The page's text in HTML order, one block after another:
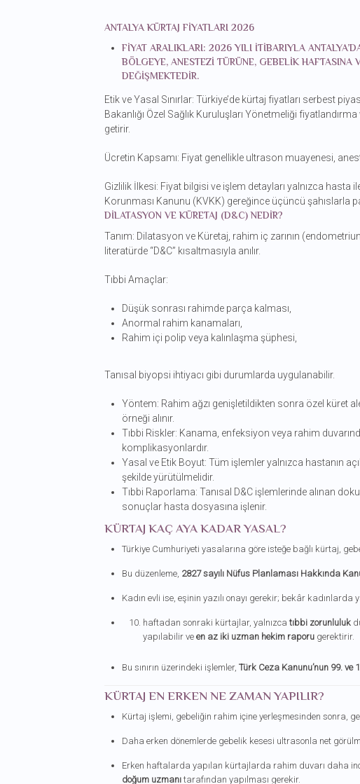
ANTALYA KÜRTAJ FIYATLARI 2026
FIYAT ARALIKLARI: 2026 YILI ITIBARIYLA
BÖLGEYE, ANESTEZI TÜRÜNE, GEBELIK HAFTASINA
DEĞIŞMEKTEDIR.
Etik ve Yasal Sınırlar: Türkiye’de kürtaj fiyatları serbest
Bakanlığı Özel Sağlık Kuruluşları Yönetmeliği
getirir.
Ücretin Kapsamı: Fiyat genellikle ultrason muayenesi,
Gizlilik İlkesi: Fiyat bilgisi ve işlem detayları yalnızca hasta
Korunması Kanunu (KVKK) gereğince üçüncü şahıslarla
DILATASYON VE KÜRETAJ (D&C) NEDIR?
Tanım: Dilatasyon ve Küretaj, rahim iç zarının
literatürde “D&C” kısaltmasıyla anılır.
Tıbbi Amaçlar:
Düşük sonrası rahimde parça kalması,
Anormal rahim kanamaları,
Rahim içi polip veya kalınlaşma şüphesi,
Tanısal biyopsi ihtiyacı gibi durumlarda uygulanabilir.
Yöntem: Rahim ağzı genişletildikten sonra özel küret
örneği alınır.
Tıbbi Riskler: Kanama, enfeksiyon veya rahim
komplikasyonlardır.
Yasal ve Etik Boyut: Tüm işlemler yalnızca hastanın
şekilde yürütülmelidir.
Tıbbi Raporlama: Tanısal D&C işlemlerinde alınan
sonuçlar hasta dosyasına işlenir.
KÜRTAJ KAÇ AYA KADAR YASAL?
Türkiye Cumhuriyeti yasalarına göre isteğe bağlı kürtaj,
Bu düzenleme, 2827 sayılı Nüfus Planlaması Hakkında
Kadın evli ise, eşinin yazılı onayı gerekir; bekâr kadınlarda
haftadan sonraki kürtajlar, yalnızca tıbbi zorunluluk
yapılabilir ve en az iki uzman hekim raporugerektirir.
Bu sınırın üzerindeki işlemler, Türk Ceza Kanunu’nun 99. ve
KÜRTAJ EN ERKEN NE ZAMAN YAPILIR?
Kürtaj işlemi, gebeliğin rahim içine yerleşmesinden sonra,
Daha erken dönemlerde gebelik kesesi ultrasonla net
Erken haftalarda yapılan kürtajlarda rahim duvarı daha
doğum uzmanıtarafından yapılması gerekir.